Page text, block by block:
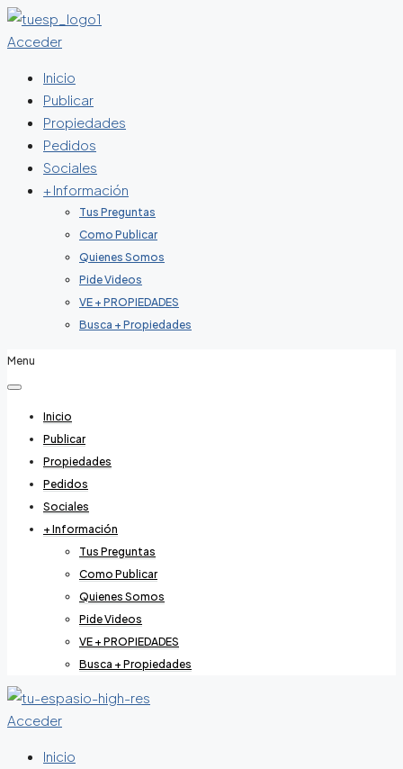
Acceder
Inicio
Publicar
Propiedades
Pedidos
Sociales
+ Información
Tus Preguntas
Como Publicar
Quienes Somos
Pide Videos
VE + PROPIEDADES
Busca + Propiedades
Menu
Inicio
Publicar
Propiedades
Pedidos
Sociales
+ Información
Tus Preguntas
Como Publicar
Quienes Somos
Pide Videos
VE + PROPIEDADES
Busca + Propiedades
Acceder
Inicio